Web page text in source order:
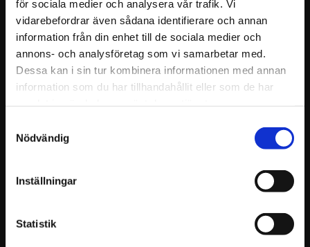
för sociala medier och analysera vår trafik. Vi
vidarebefordrar även sådana identifierare och annan
information från din enhet till de sociala medier och
annons- och analysföretag som vi samarbetar med.
Dessa kan i sin tur kombinera informationen med annan
information som du har tillhandahållit eller som de har
Nödvändig
Inställningar
Statistik
698
INFO
samma egenskaper. Säljs i par,
parpris.
598
INFO
ACR 400 Straight
ACR 430 Full